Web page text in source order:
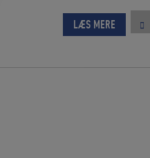
pris
var:
er:
LÆS MERE